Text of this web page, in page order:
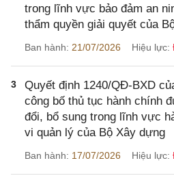
trong lĩnh vực bảo đảm an
thẩm quyền giải quyết của
Ban hành: 21/07/2026 Hiệu lực:
3
Quyết định 1240/QĐ-BXD
công bố thủ tục hành chính
đổi, bổ sung trong lĩnh vực
vi quản lý của Bộ Xây dựng
Ban hành: 17/07/2026 Hiệu lực: